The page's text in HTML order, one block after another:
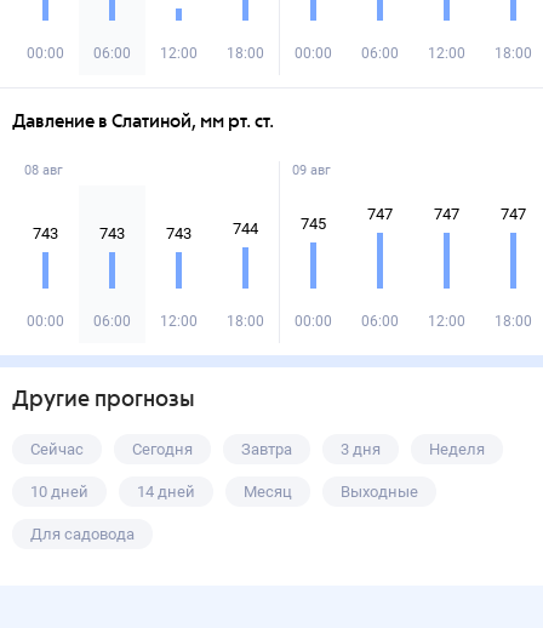
00:00 06:00 12:00 18:00 00:00 06:00 12:00 18:00
Давление в Слатиной, мм рт. ст.
08 авг
743
00:00
743
06:00
743
12:00
744
18:00
09 авг
745
00:00
747
06:00
747
12:00
747
18:00
Другие прогнозы
Сейчас Сегодня Завтра 3 дня Неделя
10 дней 14 дней Месяц Выходные
Для садовода